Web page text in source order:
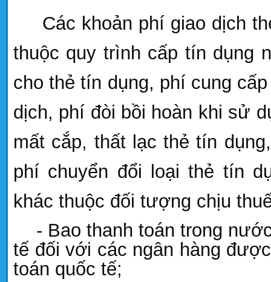
Các khoản phí giao dịch
thuộc quy trình cấp tín dụng
cho thẻ tín dụng, phí cung
dịch, phí đòi bồi hoàn khi sử
mất cắp, thất lạc thẻ tín
phí chuyển đổi loại thẻ tín
khác thuộc đối tượng chịu
- Bao thanh toán trong
tế đối với các ngân hàng
toán quốc tế;